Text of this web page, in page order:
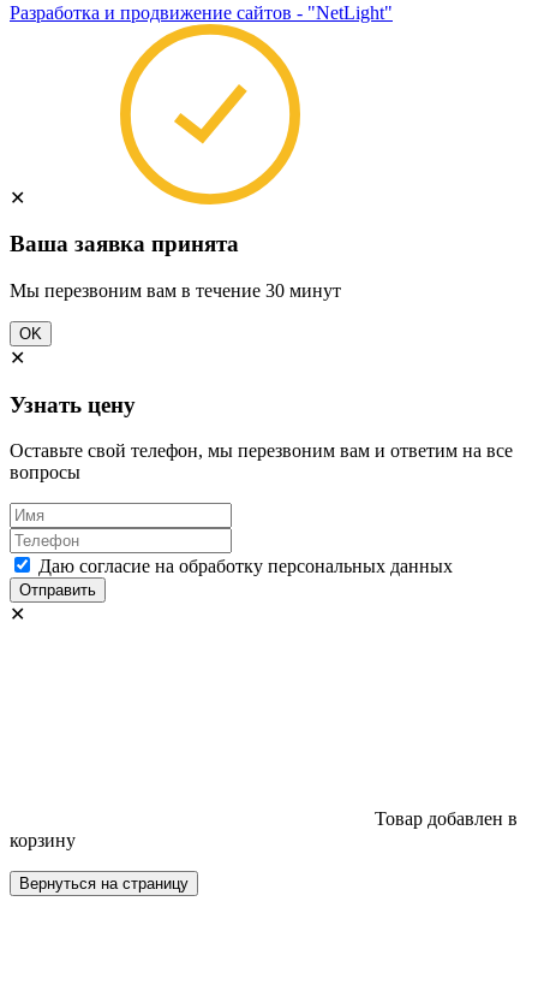
Разработка и продвижение сайтов - "NetLight"
✕
Ваша заявка принята
Мы перезвоним вам в течение 30 минут
OK
✕
Узнать цену
Оставьте свой телефон, мы перезвоним вам и ответим на все
вопросы
Даю согласие на обработку персональных данных
Отправить
✕
Товар добавлен в
корзину
Вернуться на страницу